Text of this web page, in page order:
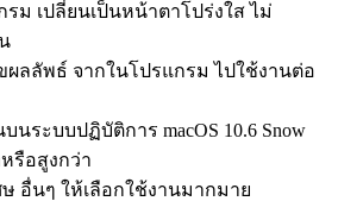
รม เปลี่ยนเป็นหน้าตาโปร่งใส ไม่
ลลัพธ์ จากในโปรแกรม ไปใช้งานต่อ
นระบบปฏิบัติการ macOS 10.6 Snow
หรือสูงกว่า
อื่นๆ ให้เลือกใช้งานมากมาย